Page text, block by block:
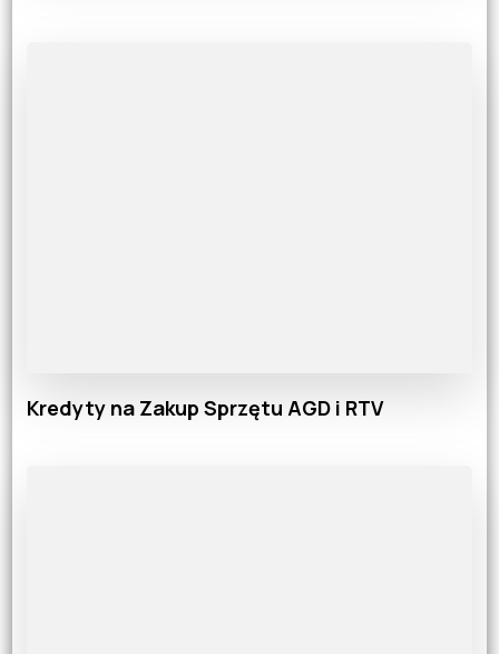
Kredyty na Zakup Sprzętu AGD i RTV